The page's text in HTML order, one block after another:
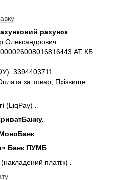
рахунок
Олександрович
АТ КБ
3394403711
за товар, Прізвище
(LiqPay) .
Банк ПУМБ
(накладений платіж) .